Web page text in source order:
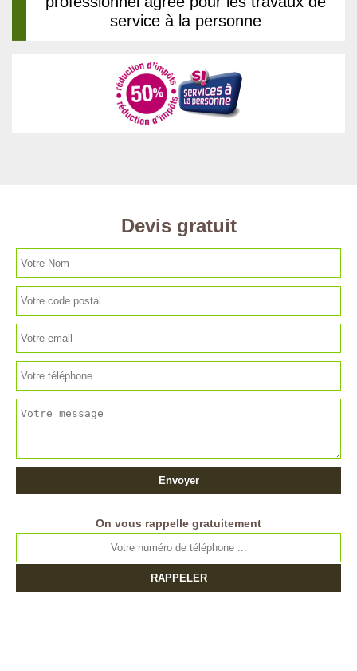
service à la personne
Devis gratuit
On vous rappelle gratuitement